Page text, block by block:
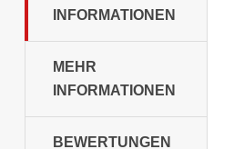
INFORMATIONEN
MEHR
INFORMATIONEN
BEWERTUNGEN